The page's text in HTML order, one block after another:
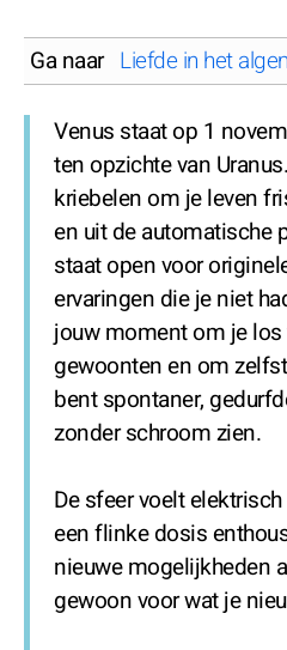
Ga naar Liefde in het
Venus staat op 1
ten opzichte van
kriebelen om je leven
en uit de automatische
staat open voor
ervaringen die je niet
jouw moment om je
gewoonten en om
bent spontaner,
zonder schroom zien.
De sfeer voelt
een flinke dosis
nieuwe mogelijkheden
gewoon voor wat je